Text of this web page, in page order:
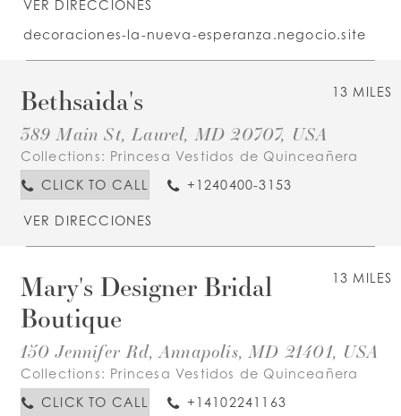
VER DIRECCIONES
decoraciones-la-nueva-esperanza.negocio.site
13 MILES
Bethsaida's
389 Main St, Laurel, MD 20707, USA
Collections: Princesa Vestidos de Quinceañera
CLICK TO CALL
+1240400-3153
VER DIRECCIONES
13 MILES
Mary's Designer Bridal
Boutique
150 Jennifer Rd, Annapolis, MD 21401, USA
Collections: Princesa Vestidos de Quinceañera
CLICK TO CALL
+14102241163